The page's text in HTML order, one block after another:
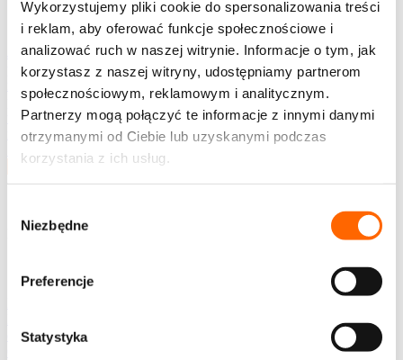
Wykorzystujemy pliki cookie do spersonalizowania treści
i reklam, aby oferować funkcje społecznościowe i
analizować ruch w naszej witrynie. Informacje o tym, jak
korzystasz z naszej witryny, udostępniamy partnerom
społecznościowym, reklamowym i analitycznym.
Partnerzy mogą połączyć te informacje z innymi danymi
otrzymanymi od Ciebie lub uzyskanymi podczas
korzystania z ich usług.
zgody
Niezbędne
Preferencje
Statystyka
Poznań
Jak skutecznie negocjować? Jak się lepiej przygotować do
prowadzenia rozmów z kontrahentami? Jak budować swoją siłę
negocjacyjną? Program dostarcza wiedzy na temat przygotowania,
prowadzenia i finalizowania negocjacji oraz poprzez swój charakter
treningowy umożliwia doskonalenie umiejętności prowadzenia
rozmów…
Sprawdź szczegóły
Szkolenie
Lokalizacja
Program dostarcza wiedzy o zasadach ich przygotowywania oraz
daje możliwość praktycznego ćwiczenia i sprawdzenia siebie.
Obejmuje m.in. pracę z kamerą video i indywidualną informację